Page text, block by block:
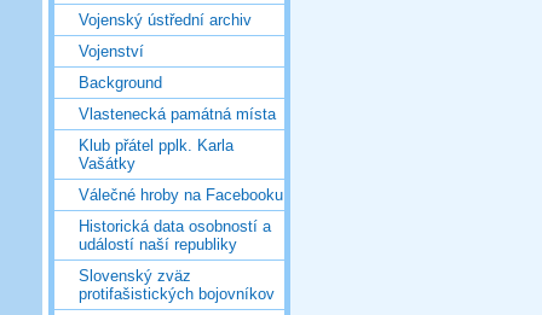
Vojenský ústřední archiv
Vojenství
Background
Vlastenecká památná místa
Klub přátel pplk. Karla
Vašátky
Válečné hroby na Facebooku
Historická data osobností a
událostí naší republiky
Slovenský zväz
protifašistických bojovníkov